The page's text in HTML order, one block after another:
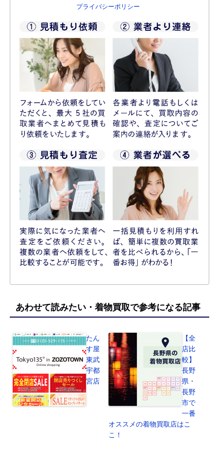
プライバシーポリシー
あわせて読みたい・着物買取で参考になる記事
たん
す屋
東武
宇都
宮店
【全
店比
較】
長野
県・
長野
市で
一番
オススメの着物買取店はこ
こ！